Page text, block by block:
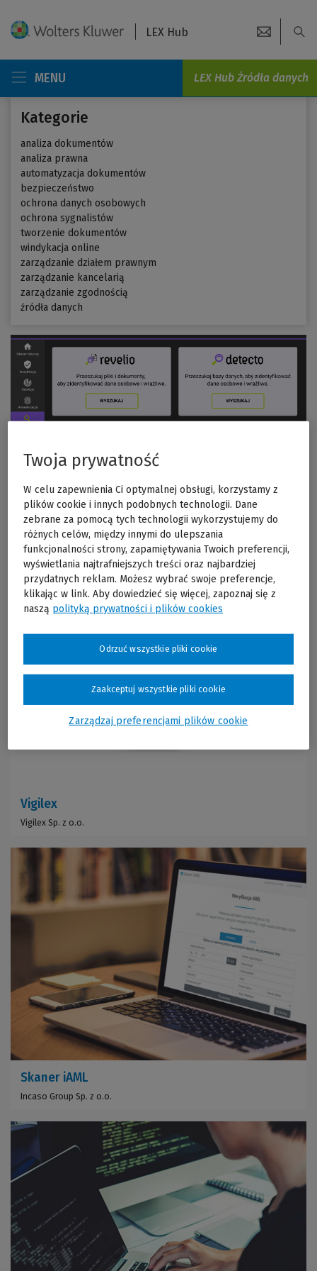
LEX Hub
LEX Hub Źródła danych
MENU
Kategorie
analiza dokumentów
analiza prawna
automatyzacja dokumentów
bezpieczeństwo
ochrona danych osobowych
ochrona sygnalistów
tworzenie dokumentów
windykacja online
zarządzanie działem prawnym
zarządzanie kancelarią
zarządzanie zgodnością
źródła danych
Wizards
Wizards Sp. z o.o.
Vigilex
Vigilex Sp. z o.o.
Skaner iAML
Incaso Group Sp. z o.o.
Twoja prywatność
W celu zapewnienia Ci optymalnej obsługi, korzystamy z
plików cookie i innych podobnych technologii. Dane
zebrane za pomocą tych technologii wykorzystujemy do
różnych celów, między innymi do ulepszania
funkcjonalności strony, zapamiętywania Twoich preferencji,
wyświetlania najtrafniejszych treści oraz najbardziej
przydatnych reklam. Możesz wybrać swoje preferencje,
klikając w link. Aby dowiedzieć się więcej, zapoznaj się z
naszą polityką prywatności i plików cookies
Zarządzaj preferencjami plików cookie
Odrzuć wszystkie pliki cookie
Zaakceptuj wszystkie pliki cookie